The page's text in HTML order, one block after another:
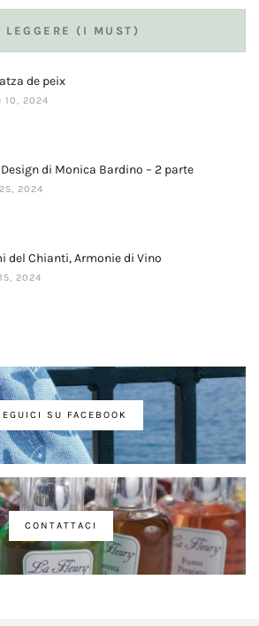
LEGGERE (I MUST)
de peix
10, 2024
Design di Monica Bardino – 2 parte
2024
del Chianti, Armonie di Vino
2024
SU FACEBOOK
CONTATTACI